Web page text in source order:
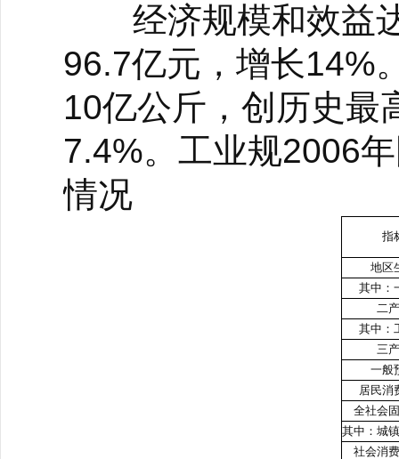
经济规模和效益达
96.7亿元，增长14%
10亿公斤，创历史最
7.4%。工业规2006
情况
指
地区
其中：
二
其中：
三
一般
居民消
全社会
其中：城
社会消